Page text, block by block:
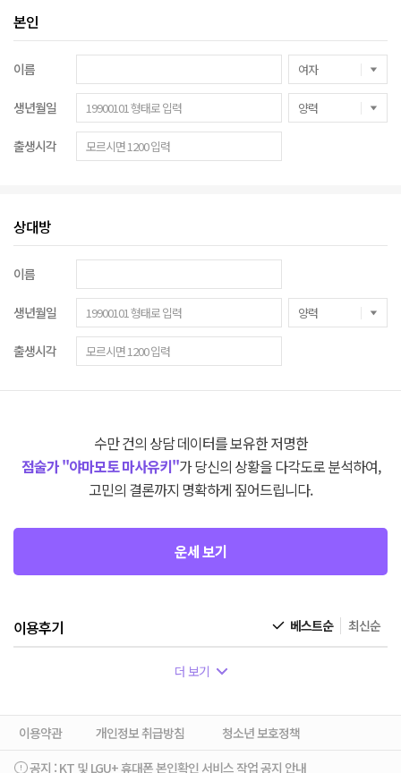
본인
이름
생년월일
출생시각
상대방
이름
생년월일
출생시각
수만 건의 상담 데이터를 보유한 저명한
점술가 "야마모토 마사유키"가 당신의 상황을 다각도로 분석하여,
고민의 결론까지 명확하게 짚어드립니다.
운세 보기
이용후기 베스트순 최신순
더 보기
이용약관 개인정보 취급방침
청소년 보호정책
공지 : KT 및 LGU+ 휴대폰 본인확인 서비스 작업 공지 안내